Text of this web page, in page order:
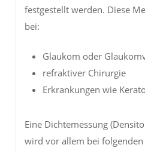
festgestellt werden. Diese
bei:
Glaukom oder
refraktiver Chirurgie
Erkrankungen wie
Eine Dichtemessung
wird vor allem bei